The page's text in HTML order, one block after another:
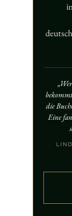
die
Eine